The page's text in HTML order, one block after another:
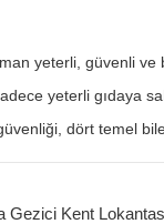
yeterli, güvenli
yeterli gıdaya
dört temel
Gezici Kent